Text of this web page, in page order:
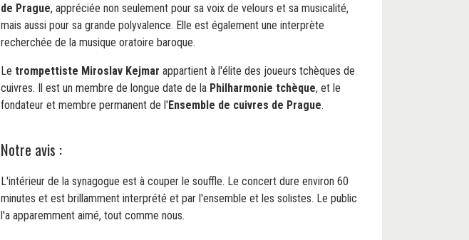
de Prague, appréciée non seulement pour sa voix de velours et sa musicalité,
mais aussi pour sa grande polyvalence. Elle est également une interprète
recherchée de la musique oratoire baroque.
Le trompettiste Miroslav Kejmar appartient à l'élite des joueurs tchèques de
cuivres. Il est un membre de longue date de la Philharmonie tchèque, et le
fondateur et membre permanent de l'Ensemble de cuivres de Prague.
Notre avis :
L'intérieur de la synagogue est à couper le souffle. Le concert dure environ 60
minutes et est brillamment interprété et par l'ensemble et les solistes. Le public
l'a apparemment aimé, tout comme nous.